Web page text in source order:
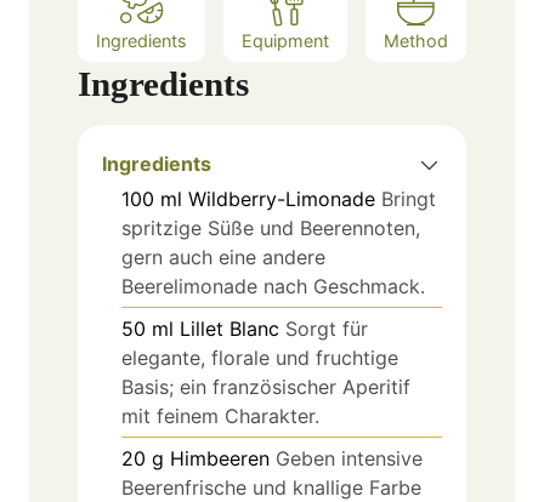
Ingredients Equipment Method
Ingredients
Ingredients
100 ml Wildberry-Limonade Bringt
spritzige Süße und Beerennoten,
gern auch eine andere
Beerelimonade nach Geschmack.
50 ml Lillet Blanc Sorgt für
elegante, florale und fruchtige
Basis; ein französischer Aperitif
mit feinem Charakter.
20 g Himbeeren Geben intensive
Beerenfrische und knallige Farbe